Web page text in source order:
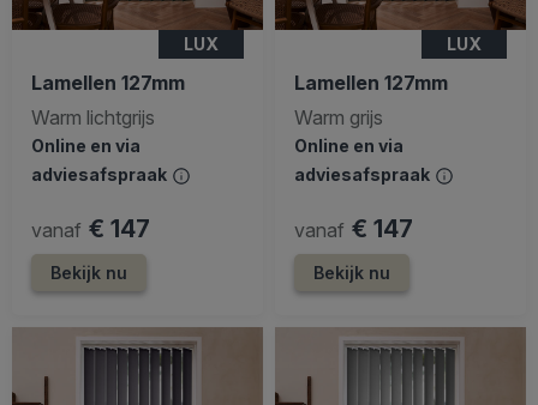
LUX
Lamellen 127mm
Warm lichtgrijs
Online en via
adviesafspraak
vanaf € 147
Bekijk nu
LUX
Lamellen 127mm
Warm grijs
Online en via
adviesafspraak
vanaf € 147
Bekijk nu